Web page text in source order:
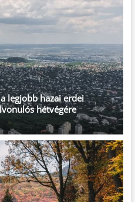
legjobb hazai erdei
hétvégére